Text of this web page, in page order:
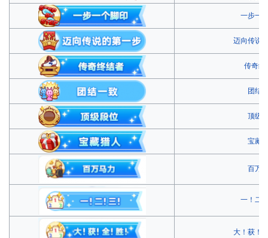
一步一
迈向传说
传奇终
团结
顶级
宝藏
百万
一！二
大！获！